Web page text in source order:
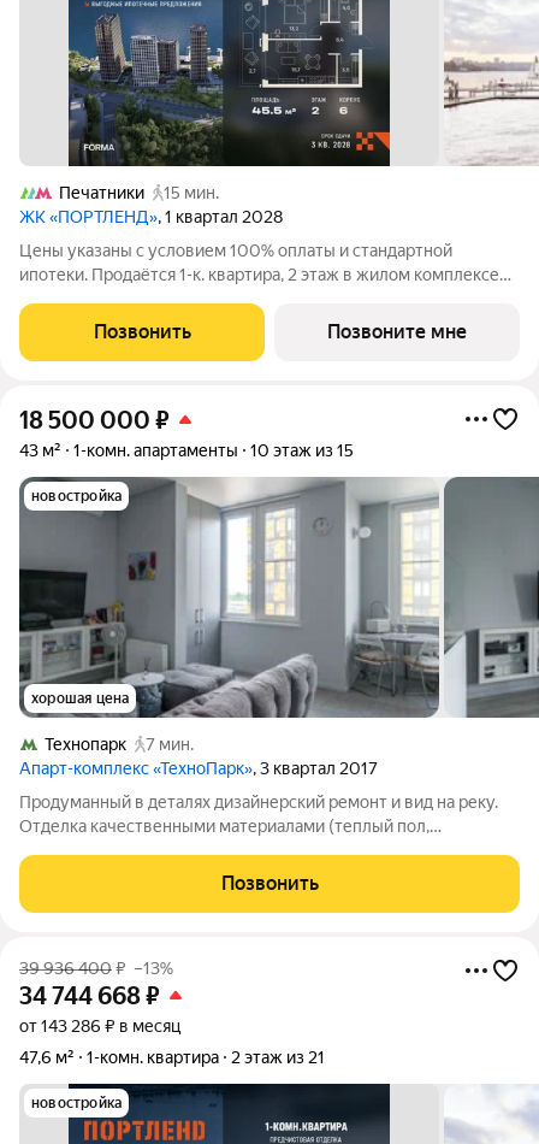
Печатники
15 мин.
ЖК «ПОРТЛЕНД», 1 квартал 2028
Цены указаны с условием 100% оплаты и стандартной
ипотеки. Продаётся 1-к. квартира, 2 этаж в жилом комплексе
расположен на берегу Москвы-реки в северной части района
Печатники в акватории Южного речного
Позвонить Позвоните мне
18 500 000 ₽
43 м² 1-комн. апартаменты 10 этаж из 15
новостройка
хорошая цена
Технопарк
7 мин.
Апарт-комплекс «ТехноПарк», 3 квартал 2017
Продуманный в деталях дизайнерский ремонт и вид на реку.
Отделка качественными материалами (теплый пол,
Оборудована встроенной техникой и мебелью. -в гостиной
мебель «Ambient Lounge»; - на кухне
Позвонить
39 936 400₽ –13%
34 744 668₽
от 143 286 ₽ в месяц
47,6 м²
1-комн. квартира 2 этаж из 21
новостройка